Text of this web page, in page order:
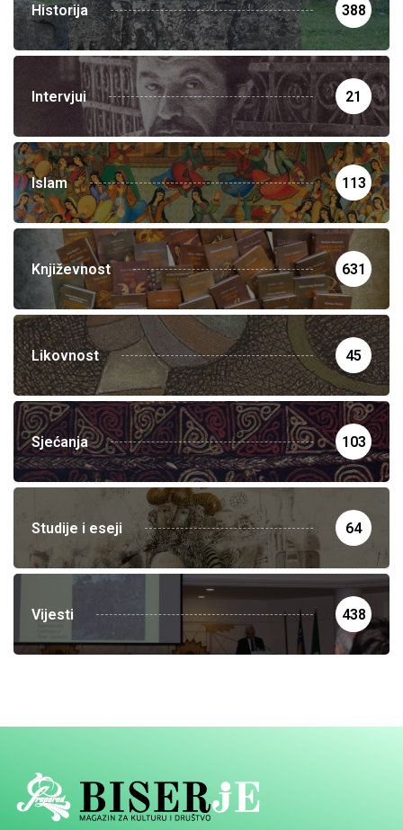
Historija 388
Intervjui 21
Islam 113
Književnost 631
Likovnost 45
Sjećanja 103
Studije i eseji 64
Vijesti 438